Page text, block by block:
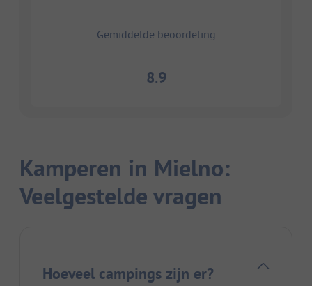
Gemiddelde beoordeling
8.9
Kamperen in Mielno:
Veelgestelde vragen
Hoeveel campings zijn er?